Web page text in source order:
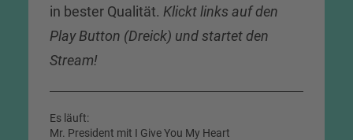
in bester Qualität. Klickt links auf den
Play Button (Dreick) und startet den
Stream!
Es läuft:
Mr. President mit I Give You My Heart